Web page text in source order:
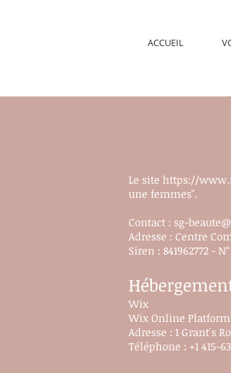
ACCUEIL
Le site https://
une femmes".
Contact : sg-
Adresse : Centre
Siren : 841962772 -
Wix
Wix Online
Adresse : 1 Grant's
Téléphone : +1 415-